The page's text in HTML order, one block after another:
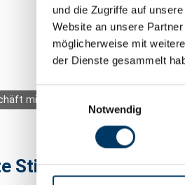
und die Zugriffe auf
Website an unsere
möglicherweise mit
der Dienste gesammelt
Einwilligungsauswahl
Notwendig
mit Automat, Bild: Fleischerei
Stimmung hält